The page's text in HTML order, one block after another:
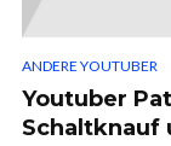
ANDERE YOUTUBER
Youtuber
Schaltknauf